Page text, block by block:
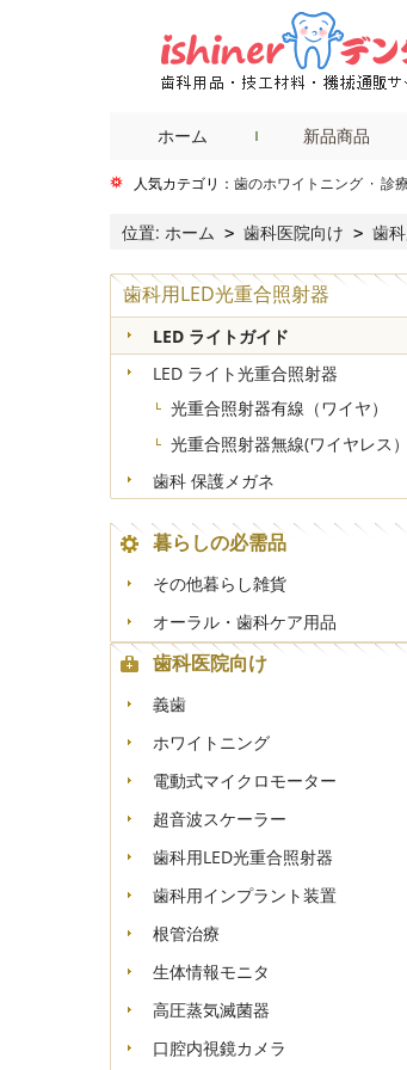
ホーム 新品商品
人気カテゴリ： 歯のホワイトニング · 診
位置: ホーム > 歯科医院向け > 歯
歯科用LED光重合照射器
LED ライトガイド
LED ライト光重合照射器
光重合照射器有線（ワイヤ）
光重合照射器無線(ワイヤレス）
歯科 保護メガネ
暮らしの必需品
その他暮らし雑貨
オーラル・歯科ケア用品
歯科医院向け
義歯
ホワイトニング
電動式マイクロモーター
超音波スケーラー
歯科用LED光重合照射器
歯科用インプラント装置
根管治療
生体情報モニタ
高圧蒸気滅菌器
口腔内視鏡カメラ